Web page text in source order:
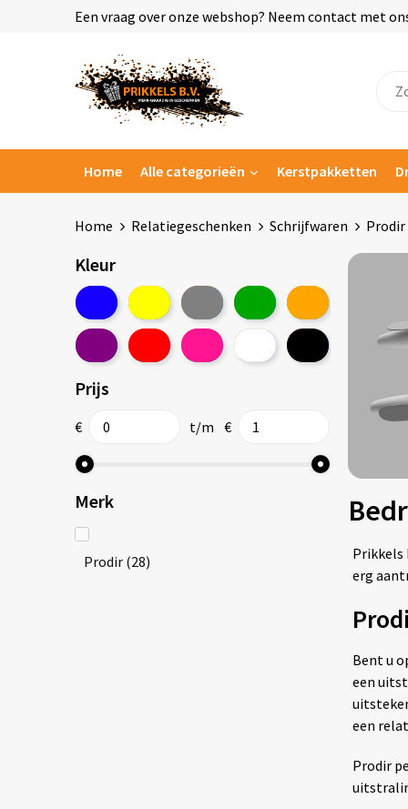
Een vraag over onze webshop? Neem contact met
Home Alle categorieën Kerstpakketten
Home Relatiegeschenken Schrijfwaren
Kleur
Prijs
€ t/m €
Merk
Prodir (28)
Prikkels
erg
Bent u
een
een
Prodir